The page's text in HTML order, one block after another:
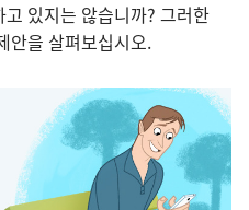
있지는 않습니까? 그러한
안을 살펴보십시오.